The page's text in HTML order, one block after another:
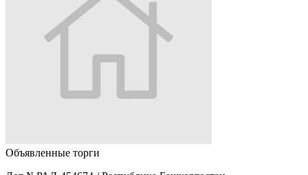
Объявленные торги